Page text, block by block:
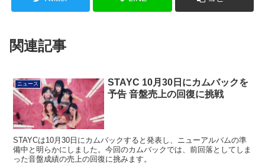
関連記事
ニュース
STAYC 10月30日にカムバックを
予告 音盤売上の回復に挑戦
STAYCは10月30日にカムバックすると発表し、ニューアルバムの準
備中と明らかにしました。今回のカムバックでは、前回落としてしま
った音盤成績の売上の回復に挑みます。